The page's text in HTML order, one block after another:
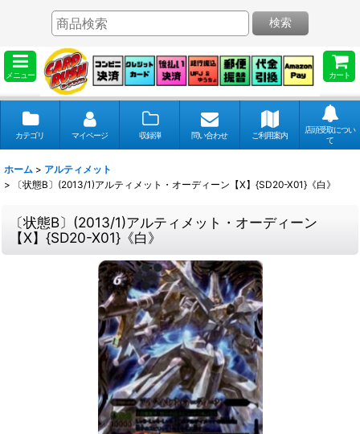
メニュー カート
検索
カテゴリ マイページ 収録弾 問い合わせ ご利用案内
店頭受取につい
て
ホーム > アルティメット
>
〔状態B〕(2013/1)アルティメット・オーディーン【X】{SD20-X01}《白》
〔状態B〕(2013/1)アルティメット・オーディーン
【X】{SD20-X01}《白》